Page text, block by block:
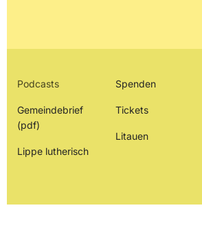
Podcasts
Gemeindebrief
(pdf)
Lippe lutherisch
Spenden
Tickets
Litauen